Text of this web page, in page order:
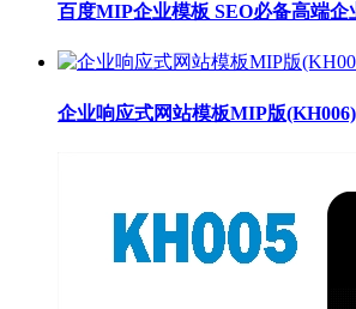
百度MIP企业模板 SEO必备高端企
企业响应式网站模板MIP版(KH006)